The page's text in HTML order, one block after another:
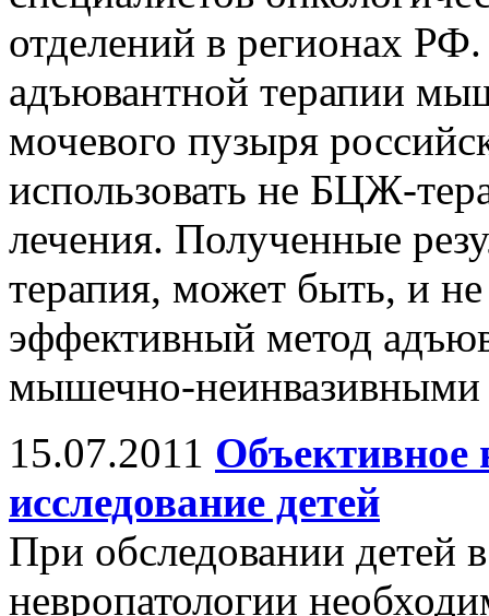
отделений в регионах
адъювантной терапии
мочевого пузыря
использовать не БЦЖ-
лечения. Полученные
терапия, может быть, и
эффективный метод
мышечно-неинвазивными
15.07.2011 Объективное
исследование детей
При обследовании детей
невропатологии